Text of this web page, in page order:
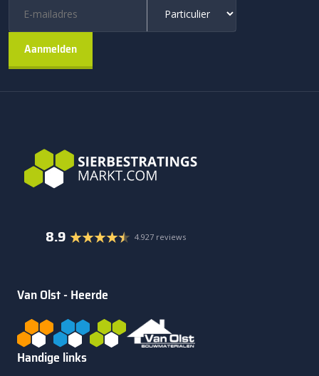
8.9 4.927 reviews
Van Olst - Heerde
Handige links